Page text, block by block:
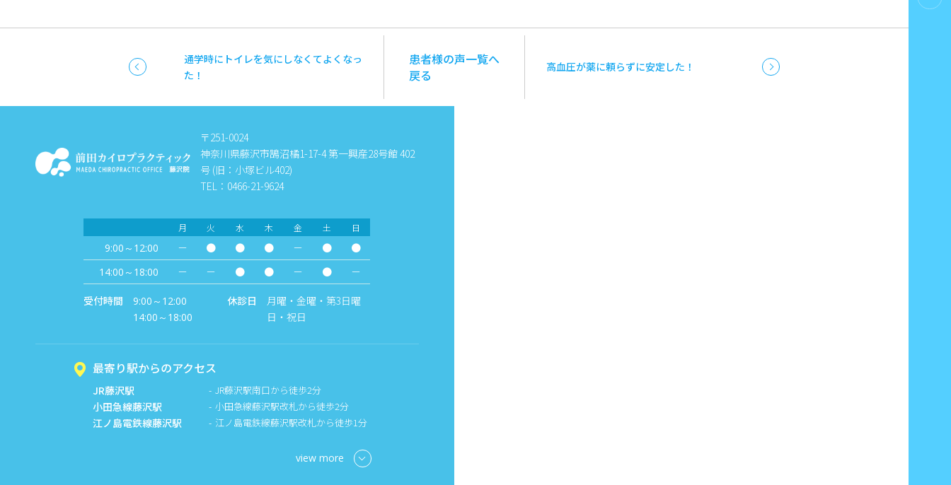
通学時にトイレを気にしなくてよくなっ
た！
患者様の声一覧へ
戻る
高血圧が薬に頼らずに安定した！
〒251-0024
神奈川県藤沢市鵠沼橘1-17-4 第一興産28号館 402
号 (旧：小塚ビル402)
TEL：0466-21-9624
月 火 水 木 金 土 日
9:00～12:00 － ● ● ● － ● ●
14:00～18:00 － － ● ● － ● －
受付時間
9:00～12:00
14:00～18:00
休診日
月曜・金曜・第3日曜
日・祝日
最寄り駅からのアクセス
JR藤沢駅 JR藤沢駅南口から徒歩2分
小田急線藤沢駅 小田急線藤沢駅改札から徒歩2分
江ノ島電鉄線藤沢駅 江ノ島電鉄線藤沢駅改札から徒歩1分
view more